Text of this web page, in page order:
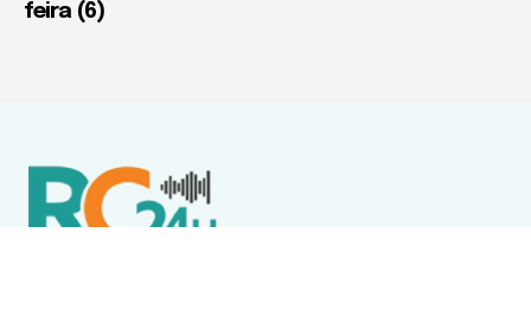
feira (6)